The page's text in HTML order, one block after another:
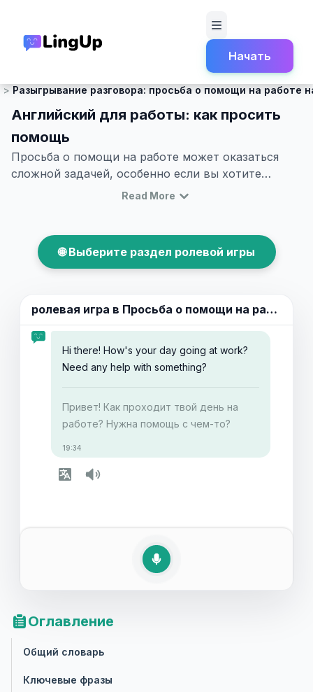
Начать
Трудоустройство и работа
Разыгрывание разговора: просьба о помощи на работе
Английский для работы: как просить
помощь
Просьба о помощи на работе может оказаться
сложной задачей, особенно если вы хотите
сделать это на английском языке. Этот блог
словарный запас, которые помогут вам уверенно
обратиться к коллегам с просьбой о помощи. Вы
заручиться поддержкой вашей команды. Наши
практические примеры и культурные советы
помогут вам справляться с этим круговоротом
повседневных бесед. Оставайтесь с нами, чтобы
узнать, как успешно справляться с трудностями
повышения уверенности в языке.
Read More
🌐 Выберите раздел ролевой игры
ролевая игра в Просьба о помощи на работе.
Hi there! How's your day going at work?
Need any help with something?
Привет! Как проходит твой день на
работе? Нужна помощь с чем-то?
19:34
Оглавление
Общий словарь
Ключевые фразы